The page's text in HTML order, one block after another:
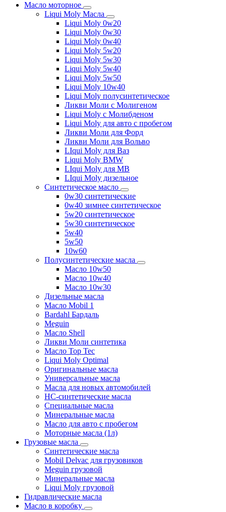
Масло моторное
Liqui Moly Масла
Liqui Moly 0w20
Liqui Moly 0w30
Liqui Moly 0w40
Liqui Moly 5w20
Liqui Moly 5w30
Liqui Moly 5w40
Liqui Moly 5w50
Liqui Moly 10w40
Liqui Moly полусинтетическое
Ликви Моли с Молигеном
Liqui Moly с Молибденом
Liqui Moly для авто с пробегом
Ликви Моли для Форд
Ликви Моли для Вольво
LIqui Moly для Ваз
Liqui Moly BMW
LIqui Moly для MB
LIqui Moly дизельное
Синтетическое масло
0w30 синтетические
0w40 зимнее синтетическое
5w20 синтетическое
5w30 синтетическое
5w40
5w50
10w60
Полусинтетические масла
Масло 10w50
Масло 10w40
Масло 10w30
Дизельные масла
Масло Mobil 1
Bardahl Бардаль
Meguin
Масло Shell
Ликви Моли синтетика
Масло Top Tec
Liqui Moly Optimal
Оригинальные масла
Универсальные масла
Масла для новых автомобилей
HC-синтетические масла
Специальные масла
Минеральные масла
Масло для авто с пробегом
Моторные масла (1л)
Грузовые масла
Синтетические масла
Mobil Delvac для грузовиков
Meguin грузовой
Минеральные масла
Liqui Moly грузовой
Гидравлические масла
Масло в коробку